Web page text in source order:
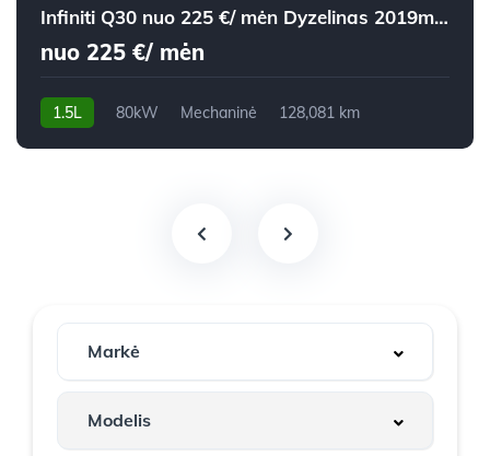
Infiniti Q30 nuo 225 €/ mėn Dyzelinas 2019m. Visureigis Mechaninė
nuo 225 €/ mėn
1.5L 80kW Mechaninė
128,081 km